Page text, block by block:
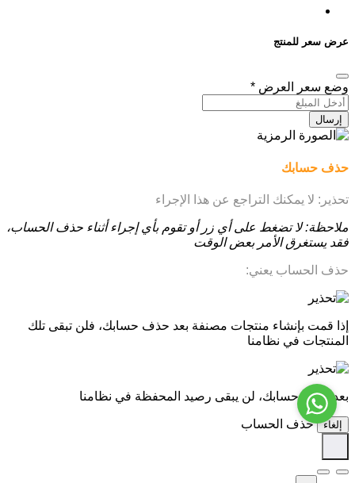
عرض سعر للمنتج
وضع سعر العرض *
إرسال
حذف حسابك
تحذير: لا يمكنك التراجع عن هذا الإجراء
ملاحظة: لا تضغط على أي زر أو تقوم بأي إجراء أثناء حذف الحساب،
فقد يستغرق الأمر بعض الوقت
حذف الحساب يعني:
إذا قمت بإنشاء منتجات مصنفة بعد حذف حسابك، فلن تبقى تلك
المنتجات في نظامنا
بعد حذف حسابك، لن يبقى رصيد المحفظة في نظامنا
إلغاء حذف الحساب